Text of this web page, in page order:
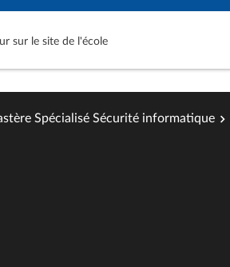
sur le site de l'école
Spécialisé Sécurité informatique